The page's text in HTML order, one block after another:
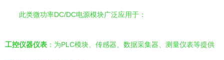
此类微功率DC/DC电源模块广泛应用于：
工控仪器仪表 ：为PLC模块、传感器、数据采集器、测量仪表等提供